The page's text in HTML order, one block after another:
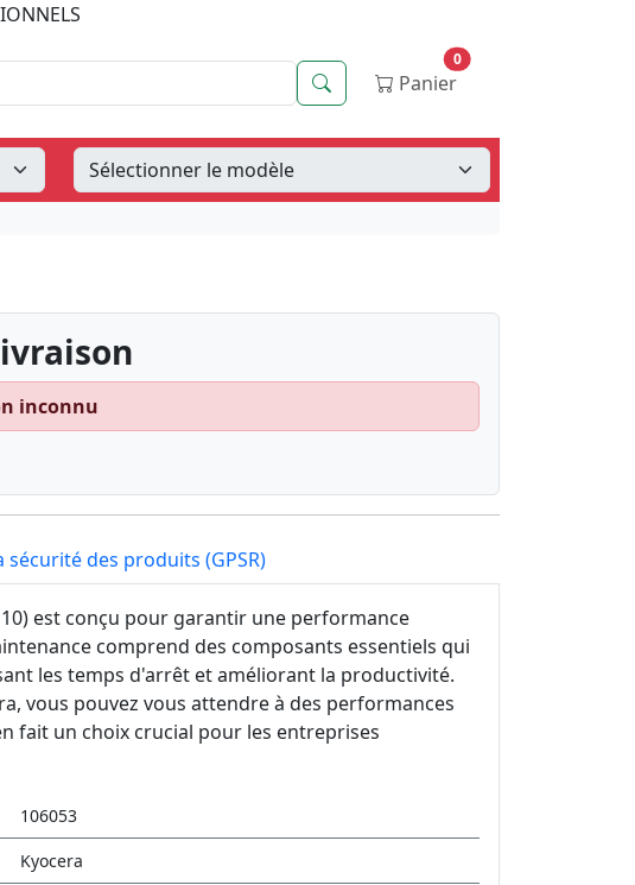
RecherchePanier
0
inconnu
des produits (GPSR)
est conçu pour garantir une performance
comprend des composants essentiels qui
les temps d'arrêt et améliorant la productivité.
vous pouvez vous attendre à des performances
fait un choix crucial pour les entreprises
106053
Kyocera